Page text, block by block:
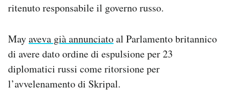
ritenuto responsabile il governo russo.
Mayaveva già annunciatoal Parlamento britannico
di avere dato ordine di espulsione per 23
diplomatici russi come ritorsione per
l’avvelenamento di Skripal.